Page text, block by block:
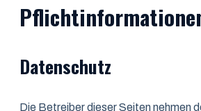
Datenschutz
Die Betreiber dieser Seiten nehmen